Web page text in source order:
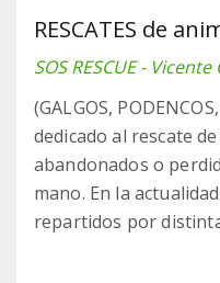
RESCATES de
SOS RESCUE -
(GALGOS,
dedicado al rescate
abandonados o
mano. En la
repartidos por